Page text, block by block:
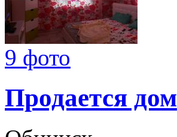
9 фото
Продается дом